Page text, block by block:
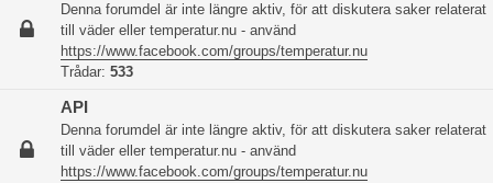
Denna forumdel är inte längre aktiv, för att diskutera saker relaterat
till väder eller temperatur.nu - använd
https://www.facebook.com/groups/temperatur.nu
Trådar: 533
API
Denna forumdel är inte längre aktiv, för att diskutera saker relaterat
till väder eller temperatur.nu - använd
https://www.facebook.com/groups/temperatur.nu